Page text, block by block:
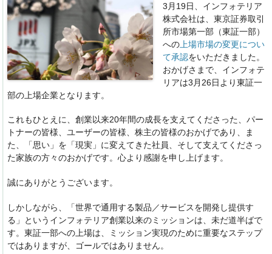
3月19日、インフォテリア
株式会社は、東京証券取引
所市場第一部（東証一部）
への 上場市場の変更につい
て承認をいただきました。
おかげさまで、インフォテ
リアは3月26日より東証一
部の上場企業となります。
これもひとえに、創業以来20年間の成長を支えてくださった、パー
トナーの皆様、ユーザーの皆様、株主の皆様のおかげであり、ま
た、「思い」を「現実」に変えてきた社員、そして支えてくださっ
た家族の方々のおかげです。心より感謝を申し上げます。
誠にありがとうございます。
しかしながら、「世界で通用する製品／サービスを開発し提供す
る」というインフォテリア創業以来のミッションは、未だ道半ばで
す。東証一部への上場は、ミッション実現のために重要なステップ
ではありますが、ゴールではありません。